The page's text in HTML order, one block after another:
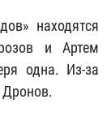
находятся
и Артем
одна. Из-за
Дронов.